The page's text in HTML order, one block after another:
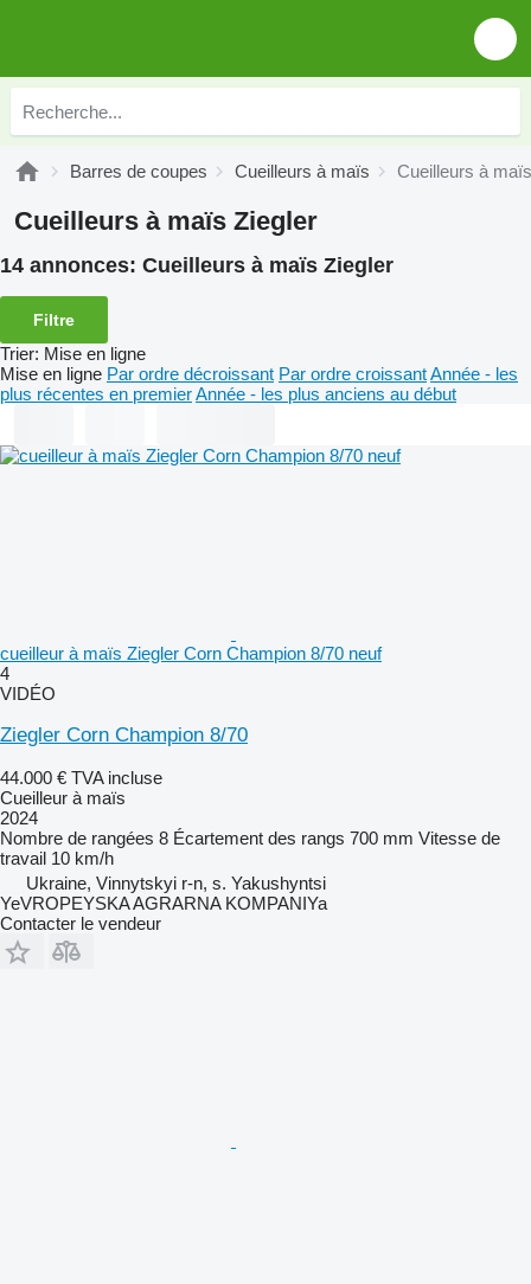
Barres de coupes Cueilleurs à maïs Cueilleurs à
Cueilleurs à maïs Ziegler
14 annonces: Cueilleurs à maïs Ziegler
Filtre
Trier: Mise en ligne
Mise en ligne Par ordre décroissant Par ordre croissantAnnée - les
plus récentes en premierAnnée - les plus anciens au début
cueilleur à maïs Ziegler Corn Champion 8/70 neuf
4
VIDÉO
Ziegler Corn Champion 8/70
44.000 € TVA incluse
Cueilleur à maïs
2024
Nombre de rangées 8 Écartement des rangs 700 mm Vitesse de
travail 10 km/h
Ukraine, Vinnytskyi r-n, s. Yakushyntsi
YeVROPEYSKA AGRARNA KOMPANIYa
Contacter le vendeur